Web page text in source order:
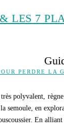
LES 7
PERDRE LA
polyvalent,
semoule, en
En